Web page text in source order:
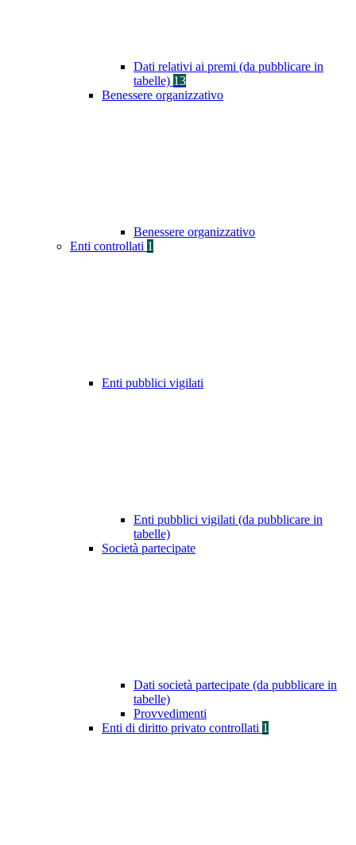
Dati relativi ai premi (da pubblicare in
tabelle) 13
Benessere organizzativo
Benessere organizzativo
Enti controllati 1
Enti pubblici vigilati
Enti pubblici vigilati (da pubblicare in
tabelle)
Società partecipate
Dati società partecipate (da pubblicare in
tabelle)
Provvedimenti
Enti di diritto privato controllati 1